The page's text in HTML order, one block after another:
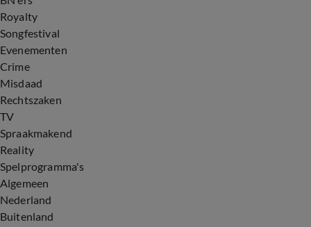
Royalty
Songfestival
Evenementen
Crime
Misdaad
Rechtszaken
TV
Spraakmakend
Reality
Spelprogramma's
Algemeen
Nederland
Buitenland